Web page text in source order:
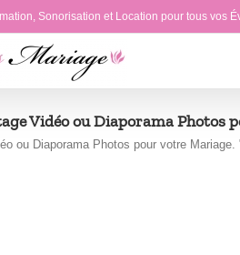
Sonorisation et Location pour tous vos
Vidéo ou Diaporama Photos
ou Diaporama Photos pour votre